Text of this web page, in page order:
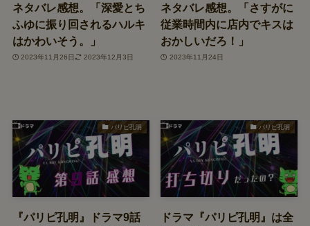
ネタバレ感想。「深愛とち
ふゆに振り回されるハルキ
はかわいそう。」
2023年11月26日 2023年12月3日
ネタバレ感想。「さすがに
従業時間内に店内でキスは
おかしいだろ！」
2023年11月24日
パリピ孔明
『パリピ孔明』ドラマ9話
パリピ孔明
ドラマ『パリピ孔明』は全